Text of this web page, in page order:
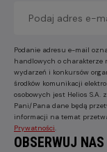
Podanie adresu e-mail
handlowych o charakterze
wydarzeń i konkursów
środków komunikacji
osobowych jest Helios S.A.
Pani/Pana dane będą
informacji na temat
Prywatności
OBSERWUJ NAS